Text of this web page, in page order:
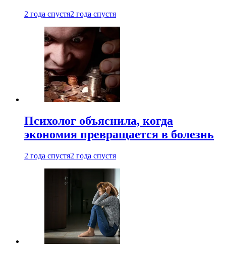
2 года спустя2 года спустя
Психолог объяснила, когда
экономия превращается в болезнь
2 года спустя2 года спустя